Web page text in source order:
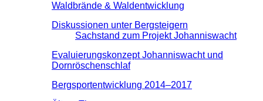
Waldbrände & Waldentwicklung
Diskussionen unter Bergsteigern
Sachstand zum Projekt Johanniswacht
Evaluierungskonzept Johanniswacht und
Dornröschenschlaf
Bergsportentwicklung 2014–2017